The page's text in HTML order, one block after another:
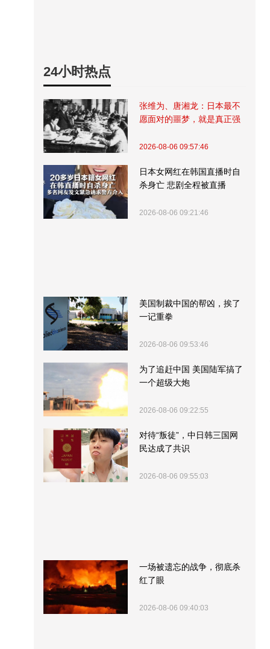
24小时热点
张维为、唐湘龙：日本最不
愿面对的噩梦，就是真正强
2026-08-06 09:57:46
日本女网红在韩国直播时自
杀身亡 悲剧全程被直播
2026-08-06 09:21:46
美国制裁中国的帮凶，挨了
一记重拳
2026-08-06 09:53:46
为了追赶中国 美国陆军搞了
一个超级大炮
2026-08-06 09:22:55
对待“叛徒”，中日韩三国网
民达成了共识
2026-08-06 09:55:03
一场被遗忘的战争，彻底杀
红了眼
2026-08-06 09:40:03